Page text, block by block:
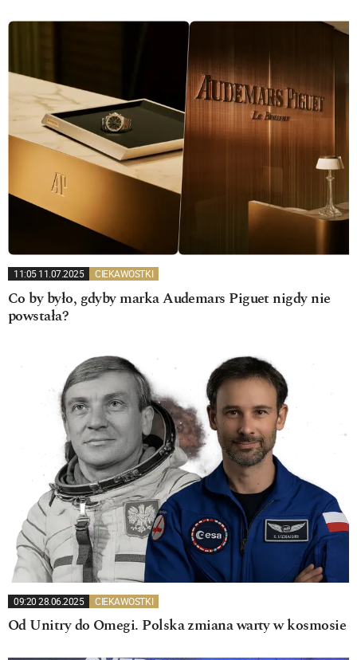
11:05 11.07.2025 CIEKAWOSTKI
Co by było, gdyby marka Audemars Piguet nigdy nie
powstała?
09:20 28.06.2025 CIEKAWOSTKI
Od Unitry do Omegi. Polska zmiana warty w kosmosie